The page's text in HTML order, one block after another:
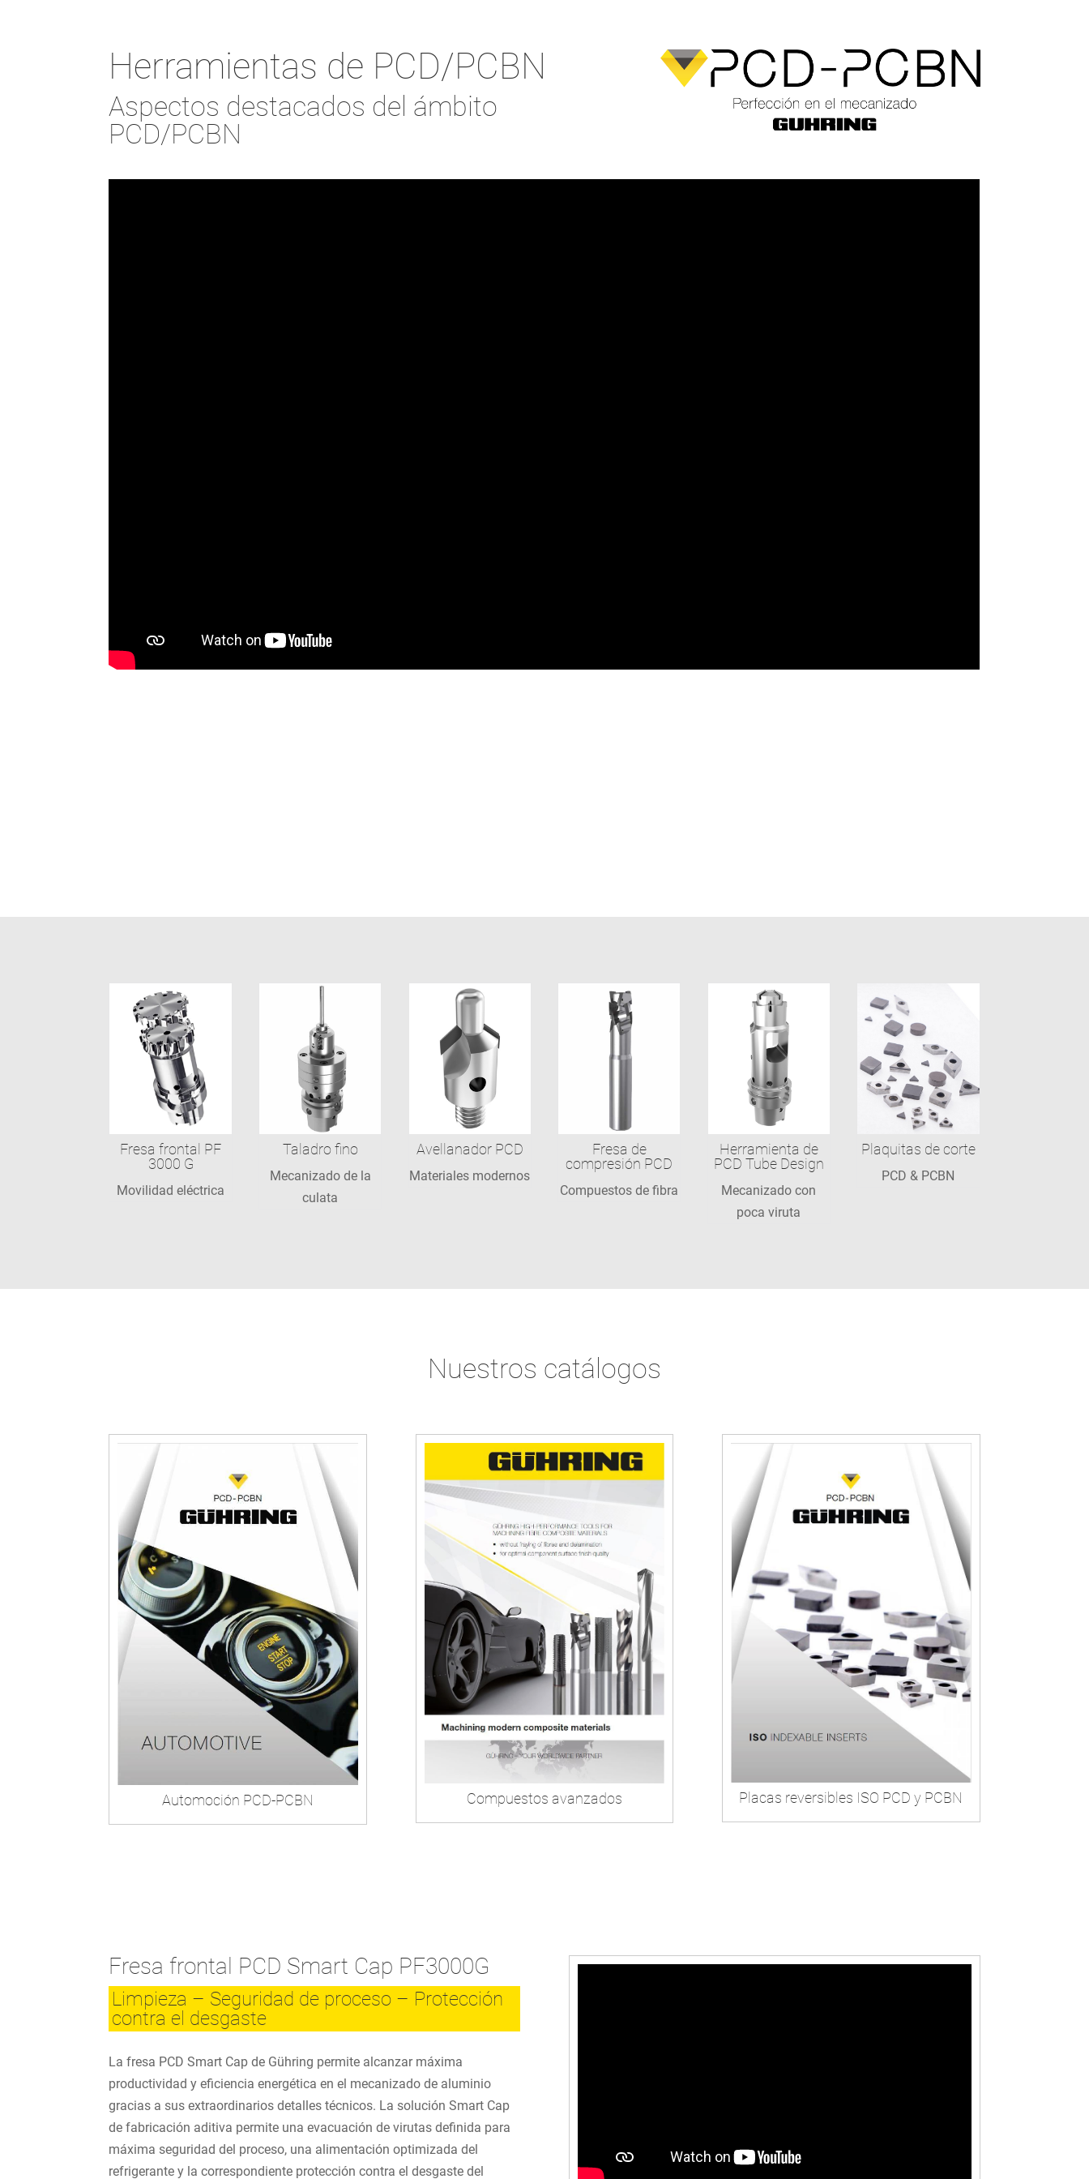
Herramientas de PCD/PCBN
Aspectos destacados del ámbito
PCD/PCBN
Fresa frontal PF
3000 G
Movilidad eléctrica
Taladro fino
Mecanizado de la
culata
Avellanador PCD
Materiales modernos
Fresa de
compresión PCD
Compuestos de fibra
Herramienta de
PCD Tube Design
Mecanizado con
poca viruta
Plaquitas de corte
PCD & PCBN
Nuestros catálogos
Automoción PCD-PCBN Compuestos avanzados Placas reversibles ISO PCD y PCBN
Fresa frontal PCD Smart Cap PF3000G
Limpieza – Seguridad de proceso – Protección
contra el desgaste
La fresa PCD Smart Cap de Gühring permite alcanzar máxima
productividad y eficiencia energética en el mecanizado de aluminio
gracias a sus extraordinarios detalles técnicos. La solución Smart Cap
de fabricación aditiva permite una evacuación de virutas definida para
máxima seguridad del proceso, una alimentación optimizada del
refrigerante y la correspondiente protección contra el desgaste del